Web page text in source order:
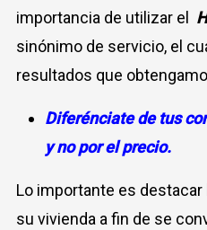
importancia de utilizar el
sinónimo de servicio, el
resultados que
Diferénciate de tus
y no por el precio.
Lo importante es
su vivienda a fin de se